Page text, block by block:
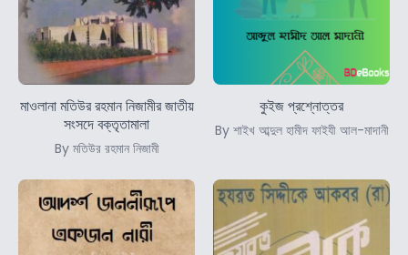
মাওলানা মতিউর রহমান নিজামীর জাতীয়
সংসদে বক্তৃতামালা
By মতিউর রহমান নিজামী
কুইজ প্রশ্নোত্তর
By শাইখ আব্দুল হামীদ ফাইযী আল-মাদানী